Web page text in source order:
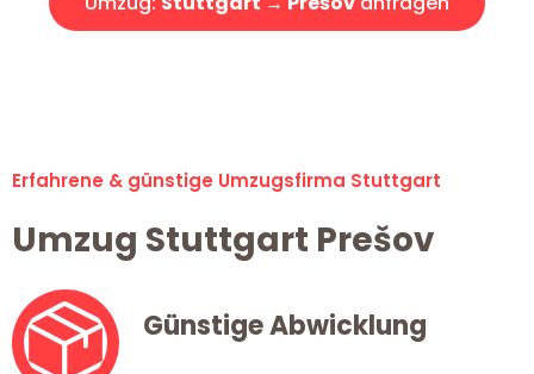
Erfahrene & günstige Umzugsfirma Stuttgart
Umzug Stuttgart Prešov
Günstige Abwicklung